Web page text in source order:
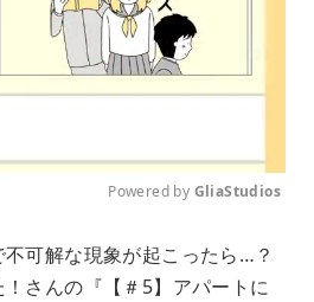
u
t
Powered by GliaStudios
可解な現象が起こったら…？
さんの『【＃5】アパートに